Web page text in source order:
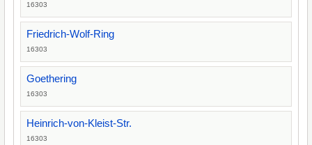
16303
Friedrich-Wolf-Ring
16303
Goethering
16303
Heinrich-von-Kleist-Str.
16303